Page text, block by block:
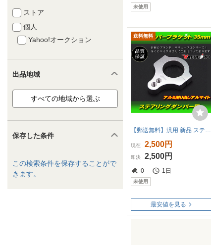
ストア
個人
Yahoo!オークション
出品地域
保存した条件
この検索条件を保存することがで
きます。
未使用
送料無料
現在 2,500円
即決 2,500円
0 1日
未使用
最安値を見る